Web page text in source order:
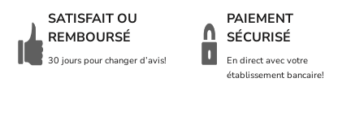
SATISFAIT OU
REMBOURSÉ
30 jours pour changer d’avis!
PAIEMENT
SÉCURISÉ
En direct avec votre
établissement bancaire!